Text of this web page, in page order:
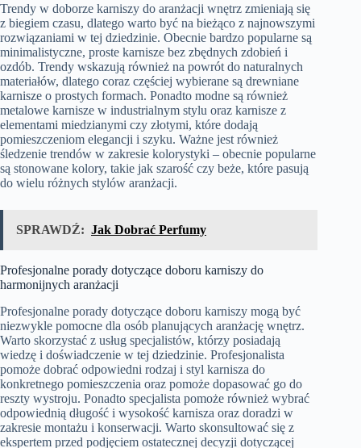
Trendy w doborze karniszy do aranżacji wnętrz zmieniają się
z biegiem czasu, dlatego warto być na bieżąco z najnowszymi
rozwiązaniami w tej dziedzinie. Obecnie bardzo popularne są
minimalistyczne, proste karnisze bez zbędnych zdobień i
ozdób. Trendy wskazują również na powrót do naturalnych
materiałów, dlatego coraz częściej wybierane są drewniane
karnisze o prostych formach. Ponadto modne są również
metalowe karnisze w industrialnym stylu oraz karnisze z
elementami miedzianymi czy złotymi, które dodają
pomieszczeniom elegancji i szyku. Ważne jest również
śledzenie trendów w zakresie kolorystyki – obecnie popularne
są stonowane kolory, takie jak szarość czy beże, które pasują
do wielu różnych stylów aranżacji.
SPRAWDŹ: Jak Dobrać Perfumy
Profesjonalne porady dotyczące doboru karniszy do
harmonijnych aranżacji
Profesjonalne porady dotyczące doboru karniszy mogą być
niezwykle pomocne dla osób planujących aranżację wnętrz.
Warto skorzystać z usług specjalistów, którzy posiadają
wiedzę i doświadczenie w tej dziedzinie. Profesjonalista
pomoże dobrać odpowiedni rodzaj i styl karnisza do
konkretnego pomieszczenia oraz pomoże dopasować go do
reszty wystroju. Ponadto specjalista pomoże również wybrać
odpowiednią długość i wysokość karnisza oraz doradzi w
zakresie montażu i konserwacji. Warto skonsultować się z
ekspertem przed podjęciem ostatecznej decyzji dotyczącej